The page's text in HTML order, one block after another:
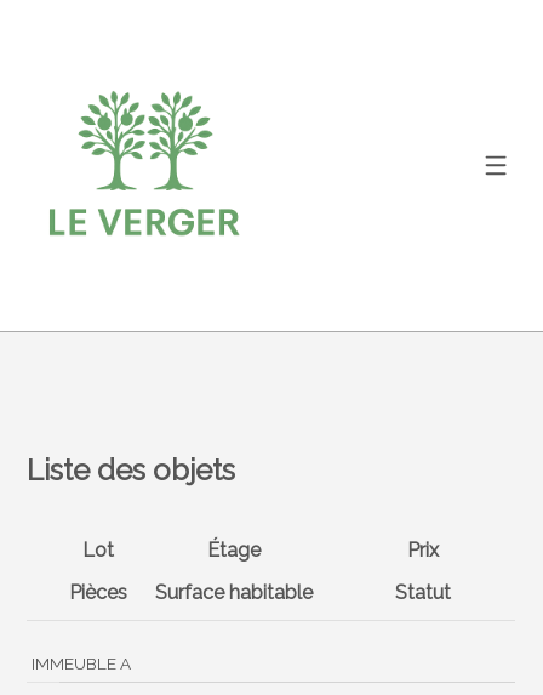
Liste des objets
Lot
Pièces
Étage
Surface habitable
Prix
Statut
IMMEUBLE A